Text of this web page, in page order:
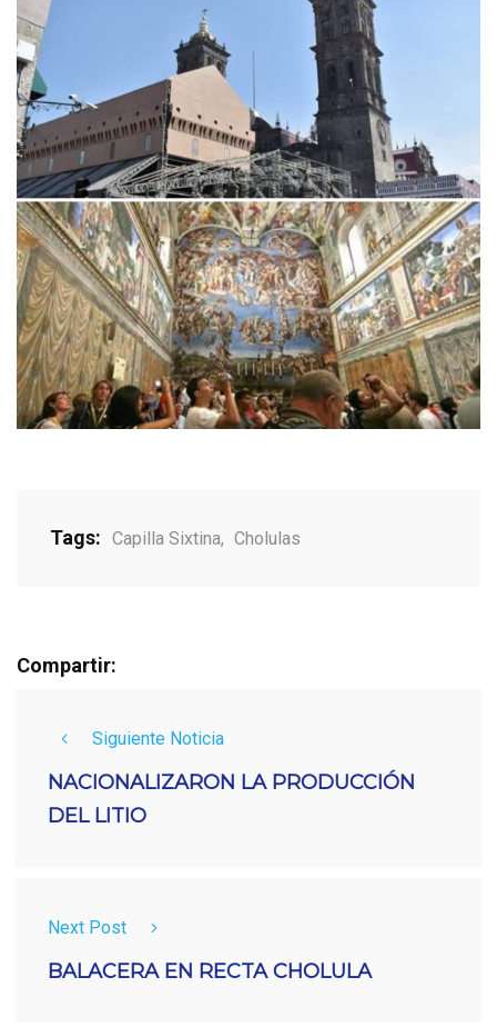
Tags: Capilla Sixtina, Cholulas
Compartir:
Siguiente Noticia
NACIONALIZARON LA PRODUCCIÓN
DEL LITIO
Next Post
BALACERA EN RECTA CHOLULA